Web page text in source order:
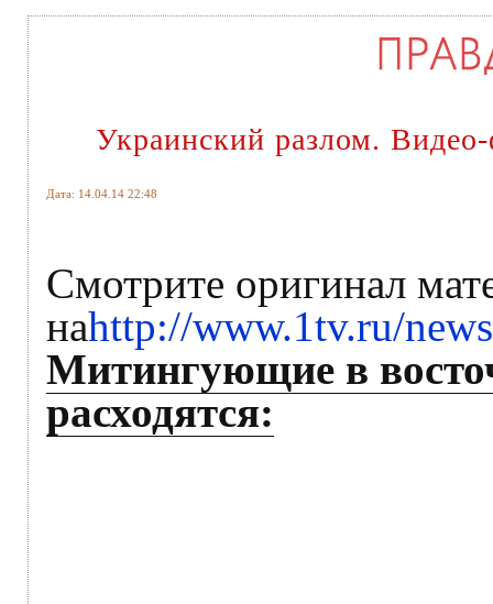
Украинский разлом.
Дата: 14.04.14 22:48
Смотрите оригинал
наhttp://www.1tv.ru/
Митингующие в
расходятся: